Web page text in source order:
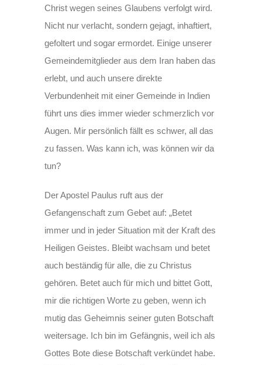
Christ wegen seines Glaubens verfolgt wird.
Nicht nur verlacht, sondern gejagt, inhaftiert,
gefoltert und sogar ermordet. Einige unserer
Gemeindemitglieder aus dem Iran haben das
erlebt, und auch unsere direkte
Verbundenheit mit einer Gemeinde in Indien
führt uns dies immer wieder schmerzlich vor
Augen. Mir persönlich fällt es schwer, all das
zu fassen. Was kann ich, was können wir da
tun?
Der Apostel Paulus ruft aus der
Gefangenschaft zum Gebet auf: „Betet
immer und in jeder Situation mit der Kraft des
Heiligen Geistes. Bleibt wachsam und betet
auch beständig für alle, die zu Christus
gehören. Betet auch für mich und bittet Gott,
mir die richtigen Worte zu geben, wenn ich
mutig das Geheimnis seiner guten Botschaft
weitersage. Ich bin im Gefängnis, weil ich als
Gottes Bote diese Botschaft verkündet habe.